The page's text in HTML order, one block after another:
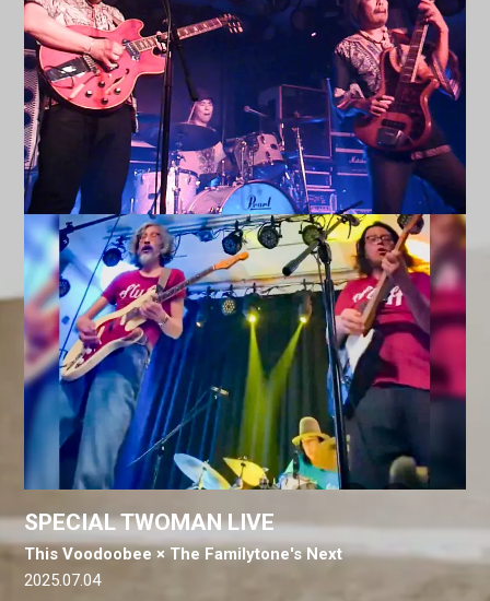
SPECIAL TWOMAN LIVE
This Voodoobee × The Familytone's Next
2025.07.04